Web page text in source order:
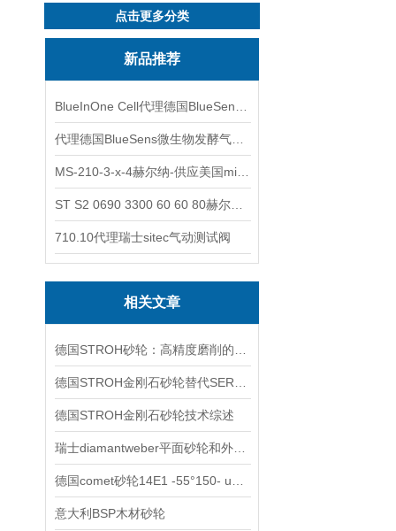
点击更多分类
新品推荐
710.10代理瑞士sitec气动测试阀
相关文章
德国STROH金刚石砂轮技术综述
意大利BSP木材砂轮